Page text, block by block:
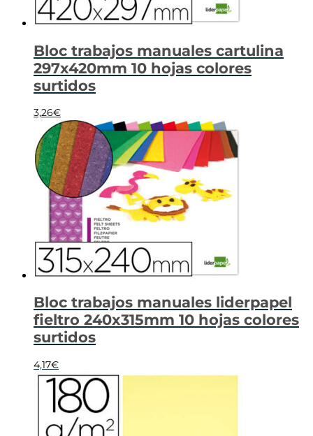
Bloc trabajos manuales cartulina
297x420mm 10 hojas colores
surtidos
3,26€
Bloc trabajos manuales liderpapel
fieltro 240x315mm 10 hojas colores
surtidos
4,17€